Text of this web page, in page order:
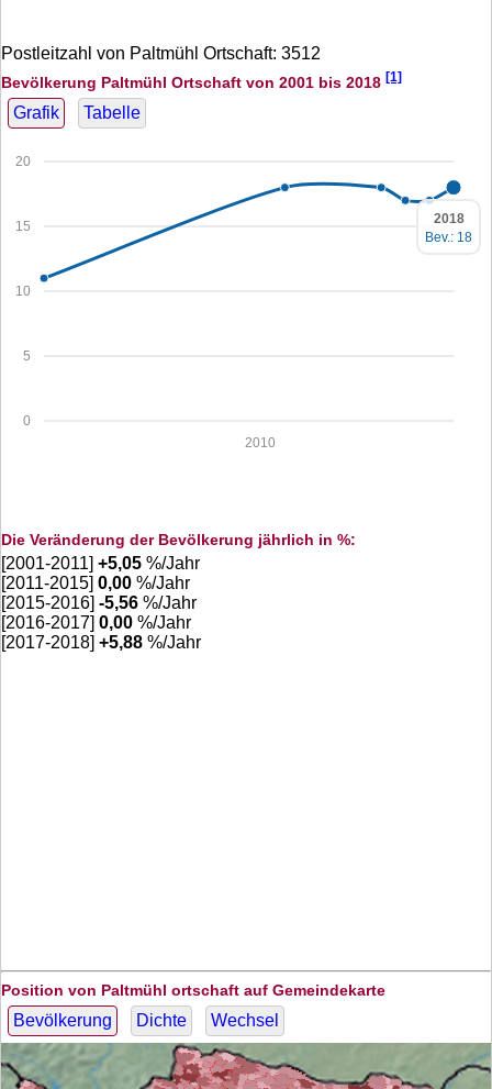
Postleitzahl von Paltmühl Ortschaft: 3512
Bevölkerung Paltmühl Ortschaft von 2001 bis 2018 [1]
Grafik Tabelle
0
5
10
15
20
2010
2018
Bev.: 18
Die Veränderung der Bevölkerung jährlich in %:
[2001-2011] +5,05 %/Jahr
[2011-2015] 0,00 %/Jahr
[2015-2016] -5,56 %/Jahr
[2016-2017] 0,00 %/Jahr
[2017-2018] +5,88 %/Jahr
Position von Paltmühl ortschaft auf Gemeindekarte
Bevölkerung Dichte Wechsel